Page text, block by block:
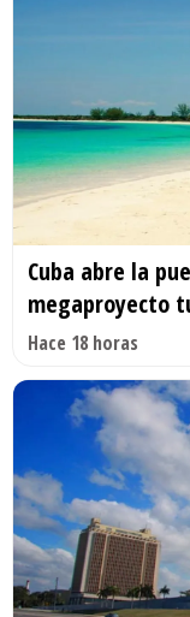
Cuba abre la
megaproyecto
Hace 18 horas